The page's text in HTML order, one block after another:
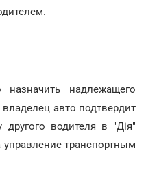
надлежащего
авто подтвердит
другого водителя в "Дія"
управление транспортным